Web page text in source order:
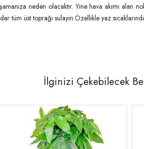
neden olacaktır. Yine hava akımı alan
tüm üst toprağı sulayın.Özellikle yaz
İlginizi Çekebilecek